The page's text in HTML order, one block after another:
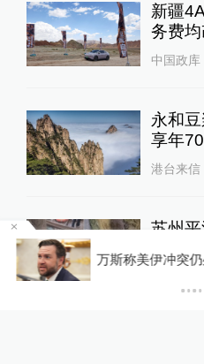
新疆
务费
中国政库
永和
享年
港台来信
苏州
遭“钻
委：将
直击现场
万斯称美伊冲突仍